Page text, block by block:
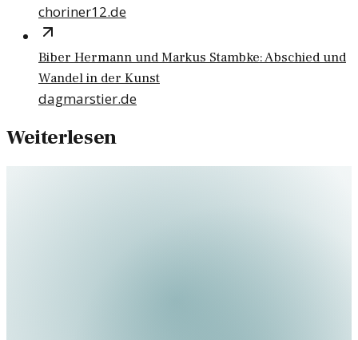
choriner12.de
Biber Hermann und Markus Stambke: Abschied und
Wandel in der Kunst
dagmarstier.de
Weiterlesen